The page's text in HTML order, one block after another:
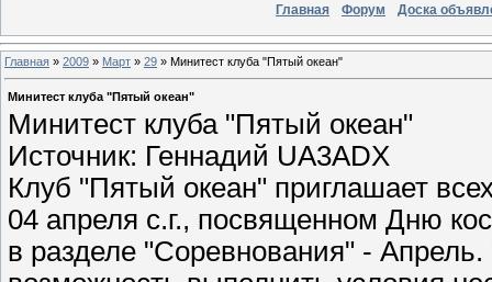
Главная Форум Доска
Главная » 2009 » Март » 29 » Минитест клуба "Пятый океан"
Минитест клуба "Пятый океан"
Минитест клуба "Пятый океан"
Источник: Геннадий UA3ADX
Клуб "Пятый океан" приглашает
04 апреля с.г., посвященном Дню
в разделе "Соревнования" -